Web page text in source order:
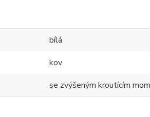
bílá
kov
se zvýšeným kroutícím